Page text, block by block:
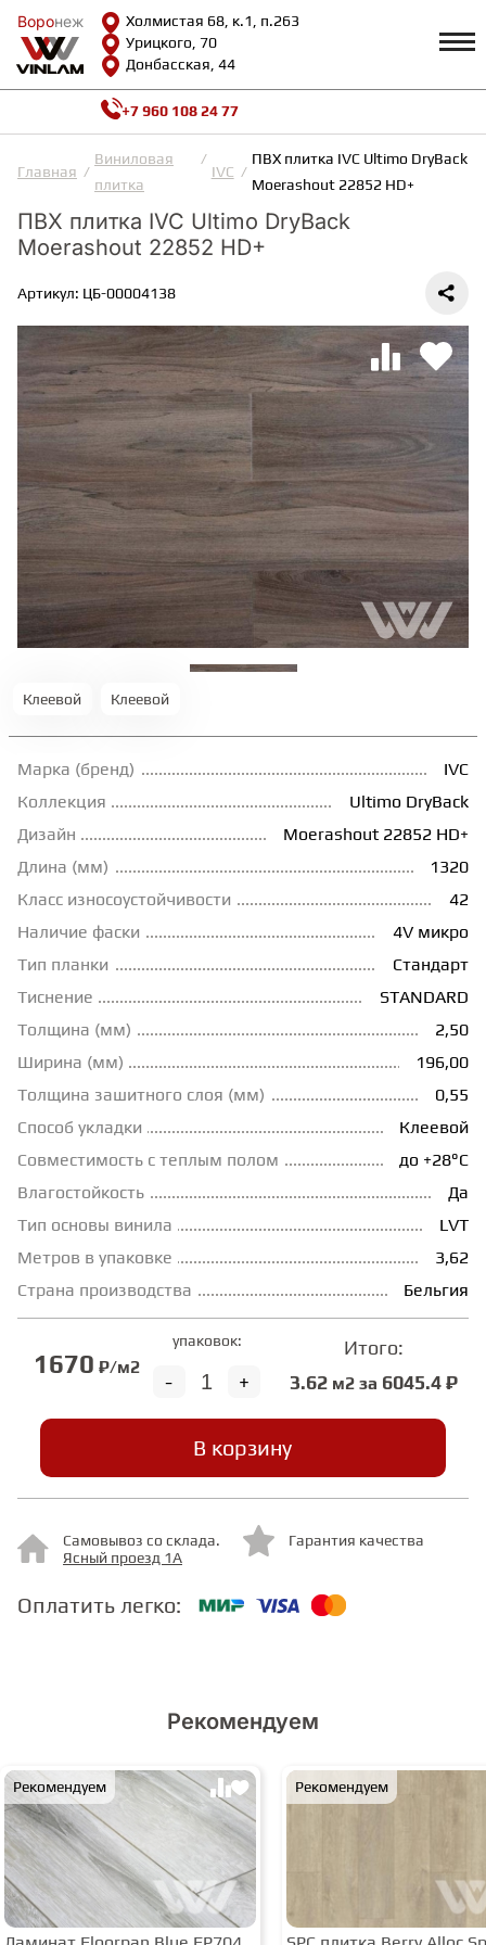
Воронеж
Холмистая 68, к.1, п.263
Урицкого, 70
Донбасская, 44
Воронеж
КАТАЛОГ Профиль
Возврат и гарантии
Сотрудничество
Видеообзоры
Как выбрать
Калькулятор
О нас
Контакты
ВИНИЛОВАЯ ПЛИТКА
ЛАМИНАТ
ИНЖЕНЕРНАЯ ДОСКА
ПАРКЕТНАЯ ДОСКА
ТЕРРАСНАЯ ДОСКА
КОВРОВАЯ ПЛИТКА
МОДУЛЬНЫЕ ПВХ
КЛЕЙ
НАЛИВНОЙ ПОЛ
ТЕПЛЫЙ ПОЛ
ТЕРМОПАРКЕТ
ЭКОМАССИВ
МАССИВНАЯ ДОСКА
ИСКУССТВЕННАЯ ТРАВА
ИНЖЕНЕРНЫЙ МОДУЛЬ
ЛАМИНАТ SWF
+7 960 108 24 77
Главная
Виниловая
плитка
IVC
ПВХ плитка IVC Ultimo DryBack
Moerashout 22852 HD+
ПВХ плитка IVC Ultimo DryBack
Moerashout 22852 HD+
Артикул: ЦБ-00004138
Клеевой Клеевой
Марка (бренд)
IVC
Коллекция
Ultimo DryBack
Дизайн
Moerashout 22852 HD+
Длина (мм)
1320
Класс износоустойчивости
42
Наличие фаски
4V микро
Тип планки
Стандарт
Тиснение
STANDARD
Толщина (мм)
2,50
Ширина (мм)
196,00
Толщина зашитного слоя (мм)
0,55
Способ укладки
Клеевой
Совместимость с теплым полом
до +28°С
Влагостойкость
Да
Тип основы винила
LVT
Метров в упаковке
3,62
Страна производства
Бельгия
1670 ₽/м2
упаковок:
+
-
Итого:
3.62м2 за 6045.4 ₽
В корзину
Самовывоз со склада.
Ясный проезд 1А
Гарантия качества
Оплатить легко:
Рекомендуем
Рекомендуем Рекомендуем